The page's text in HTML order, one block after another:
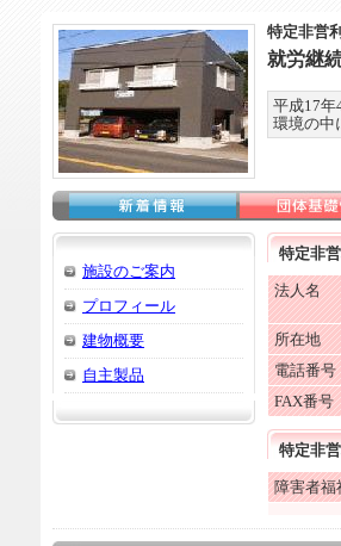
特定非営
就労継
平成17年
環境の中
施設のご案内
プロフィール
建物概要
自主製品
特定非
法人名
所在地
電話番号
FAX番号
特定非
障害者福